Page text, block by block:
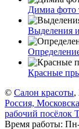
Димиа фото
Выделения
Красные
© Салон красоты,
Россия,
рабочий посёлок
Время работы: